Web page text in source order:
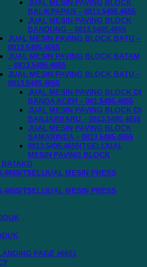
JUAL MESIN PAVING BLOCK
BALIKPAPAN – 0813.5495.4655
JUAL MESIN PAVING BLOCK
BANDUNG – 0813.5495.4655
JUAL MESIN PAVING BLOCK BATU –
0813.5495.4655
JUAL MESIN PAVING BLOCK BATAM
– 0813.5495.4655
JUAL MESIN PAVING BLOCK BATU –
0813.5495.4655
JUAL MESIN PAVING BLOCK DI
BANDA ACEH – 081.5495.4655
JUAL MESIN PAVING BLOCK DI
BANJARBARU – 0813.5495.4655
JUAL MESIN PAVING BLOCK
SAMARINDA – 0813.5495.4655
0813.5495.4655(TSEL)JUAL
MESIN PAVING BLOCK
BATAKO
MESIN PRESS
MESIN PRESS
PAGE #6651